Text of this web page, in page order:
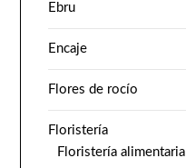
Ebru
Encaje
Flores de rocío
Floristería
Floristería alimentaria